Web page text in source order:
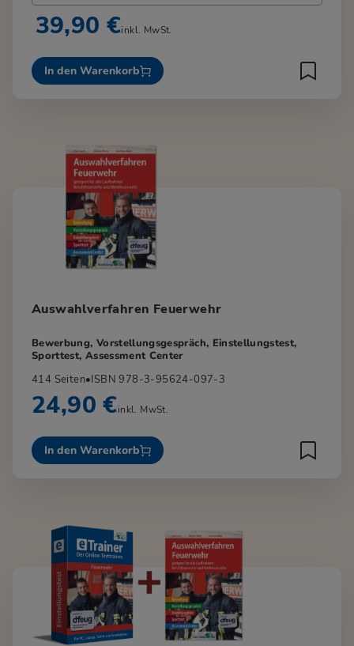
39,90 €inkl. MwSt.
In den Warenkorb
Auswahlverfahren Feuerwehr
Bewerbung, Vorstellungsgespräch, Einstellungstest,
Sporttest, Assessment Center
414 Seiten•ISBN 978-3-95624-097-3
24,90 €inkl. MwSt.
In den Warenkorb